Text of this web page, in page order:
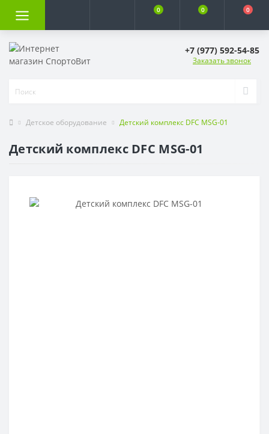
0 0 0
+7 (977) 592-54-85
Заказать звонок
Детское оборудование Детский комплекс DFC MSG-01
Детский комплекс DFC MSG-01